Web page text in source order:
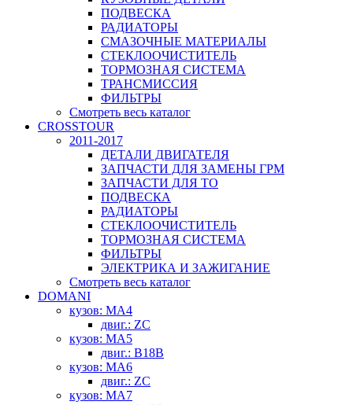
ПОДВЕСКА
РАДИАТОРЫ
СМАЗОЧНЫЕ МАТЕРИАЛЫ
СТЕКЛООЧИСТИТЕЛЬ
ТОРМОЗНАЯ СИСТЕМА
ТРАНСМИССИЯ
ФИЛЬТРЫ
Смотреть весь каталог
CROSSTOUR
2011-2017
ДЕТАЛИ ДВИГАТЕЛЯ
ЗАПЧАСТИ ДЛЯ ЗАМЕНЫ ГРМ
ЗАПЧАСТИ ДЛЯ ТО
ПОДВЕСКА
РАДИАТОРЫ
СТЕКЛООЧИСТИТЕЛЬ
ТОРМОЗНАЯ СИСТЕМА
ФИЛЬТРЫ
ЭЛЕКТРИКА И ЗАЖИГАНИЕ
Смотреть весь каталог
DOMANI
кузов: MA4
двиг.: ZC
кузов: MA5
двиг.: B18B
кузов: MA6
двиг.: ZC
кузов: MA7